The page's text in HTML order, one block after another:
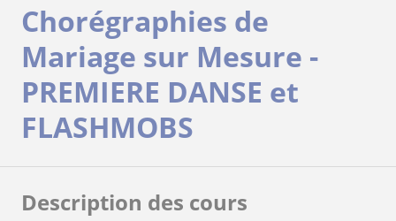
Chorégraphies de
Mariage sur Mesure -
PREMIERE DANSE et
FLASHMOBS
Description des cours